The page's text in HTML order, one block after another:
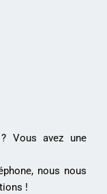
Vous avez une
nous nous
!